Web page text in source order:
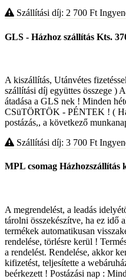
Szállítási díj: 2 700 Ft
GLS - Házhoz szállítás Kts.
A kiszállítás, Utánvétes
szállítási díj együttes összege )
átadása a GLS nek ! Minden
CSüTÖRTÖK - PÉNTEK ! (
postázás,, a következő
Szállítási díj: 3 700 Ft
MPL csomag Házhozszállítás
A megrendelést, a leadás
tárolni összekészítve, ha ez idő
termékek automatikusan
rendelése, törlésre kerül !
a rendelést. Rendelése, akkor
kifizetést, teljesítette a
beérkezett ! Postázási nap :